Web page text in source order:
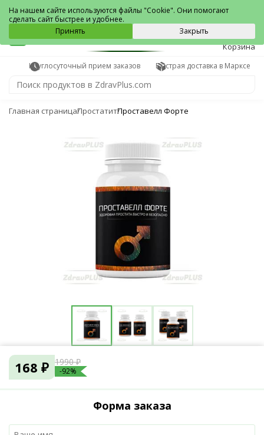
Маркс
0
Корзина
Круглосуточный прием заказов Быстрая доставка в Марксе
Главная страницаПростатитПроставелл Форте
168 ₽ 1990 ₽
-92%
Форма заказа
На нашем сайте используются файлы "Cookie". Они помогают
сделать сайт быстрее и удобнее.
Принять
Закрыть